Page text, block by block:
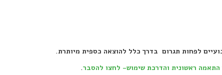
לפחות תגרום בדרך כלל להוצאה כספית מיותרת.
.